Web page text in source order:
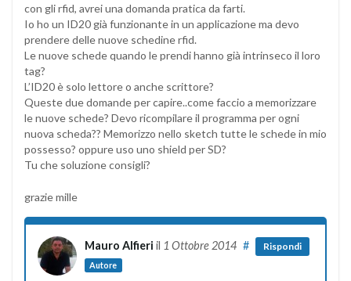
con gli rfid, avrei una domanda pratica da farti.
Io ho un ID20 già funzionante in un applicazione ma devo
prendere delle nuove schedine rfid.
Le nuove schede quando le prendi hanno già intrinseco il loro
tag?
L’ID20 è solo lettore o anche scrittore?
Queste due domande per capire..come faccio a memorizzare
le nuove schede? Devo ricompilare il programma per ogni
nuova scheda?? Memorizzo nello sketch tutte le schede in mio
possesso? oppure uso uno shield per SD?
Tu che soluzione consigli?
grazie mille
Mauro Alfieri il 1 Ottobre 2014
Autore
# Rispondi